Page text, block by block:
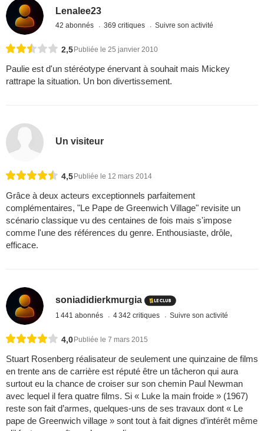
Lenalee23
42 abonnés 369 critiques Suivre son activité
2,5 Publiée le 25 janvier 2010
Paulie est d'un stéréotype énervant à souhait mais Mickey
rattrape la situation. Un bon divertissement.
Un visiteur
4,5Publiée le 12 mars 2014
Grâce à deux acteurs exceptionnels parfaitement
complémentaires, "Le Pape de Greenwich Village" revisite un
scénario classique vu des centaines de fois mais s'impose
comme l'une des références du genre. Enthousiaste, drôle,
efficace.
soniadidierkmurgia
1 441 abonnés 4 342 critiques Suivre son activité
4,0Publiée le 7 mars 2015
Stuart Rosenberg réalisateur de seulement une quinzaine de films
en trente ans de carrière est réputé être un tâcheron qui aura
surtout eu la chance de croiser sur son chemin Paul Newman
avec lequel il fera quatre films. Si « Luke la main froide » (1967)
reste son fait d’armes, quelques-uns de ses travaux dont « Le
pape de Greenwich village » sont tout à fait dignes d’intérêt même